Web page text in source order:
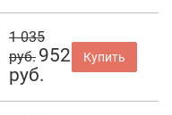
1 035
руб. 952
руб.
Купить